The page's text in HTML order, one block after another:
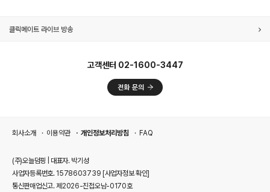
클릭메이트 라이브 방송
고객센터 02-1600-3447
회사소개 이용약관 개인정보처리방침 FAQ
(주)오늘덤핑 | 대표자. 박기성
사업자등록번호. 1578603739 [사업자정보 확인]
통신판매업신고. 제2026-진접오남-0170호